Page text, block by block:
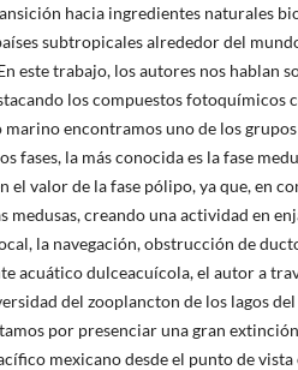
hacia ingredientes naturales
subtropicales alrededor del
este trabajo, los autores nos hablan
los compuestos
encontramos uno de los
fases, la más conocida es la fase
el valor de la fase pólipo, ya que, en
medusas, creando una actividad en
la navegación, obstrucción de
acuático dulceacuícola, el autor a
del zooplancton de los lagos
por presenciar una gran
mexicano desde el punto de